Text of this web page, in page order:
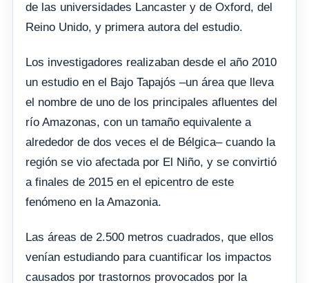
de las universidades Lancaster y de Oxford, del
Reino Unido, y primera autora del estudio.
Los investigadores realizaban desde el año 2010
un estudio en el Bajo Tapajós –un área que lleva
el nombre de uno de los principales afluentes del
río Amazonas, con un tamaño equivalente a
alrededor de dos veces el de Bélgica– cuando la
región se vio afectada por El Niño, y se convirtió
a finales de 2015 en el epicentro de este
fenómeno en la Amazonia.
Las áreas de 2.500 metros cuadrados, que ellos
venían estudiando para cuantificar los impactos
causados por trastornos provocados por la